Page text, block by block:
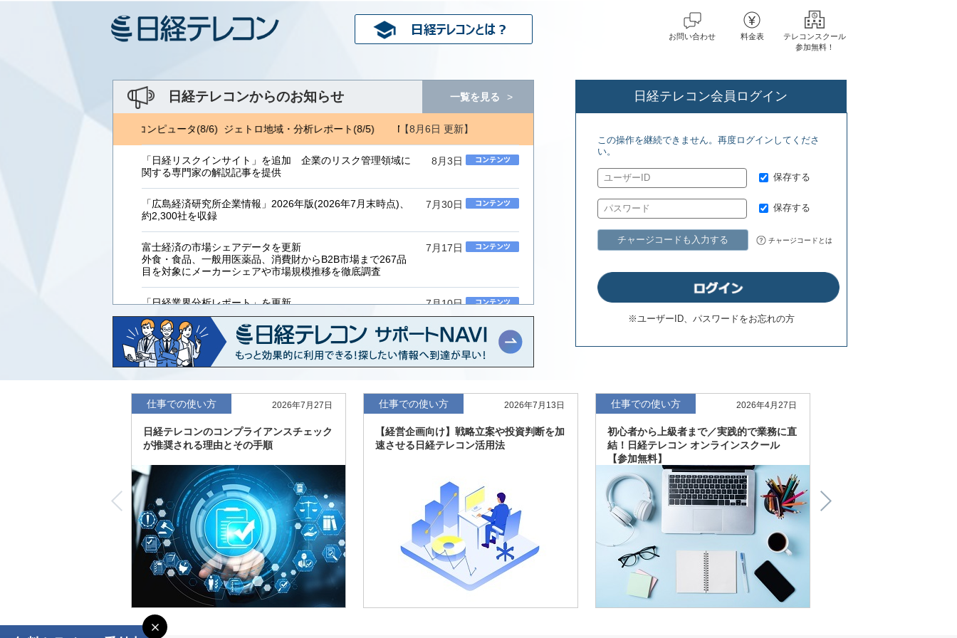
お問い合わせ 料金表
テレコンスクール
参加無料！
日経テレコンからのお知らせ 一覧を見る
【8月6日 更新】
金融ITフォーカス(8/5) 日経コンピュータ(8/6) ジェトロ地域・分析レポート(8/5) NRI 金融ITフォーカス(8/5) 日経コンピュータ(8/6) ジェトロ地域・分析レポート(8/5)
8月3日
「日経リスクインサイト」を追加 企業のリスク管理領域に
関する専門家の解説記事を提供
7月30日
「広島経済研究所企業情報」2026年版(2026年7月末時点)、
約2,300社を収録
7月17日
富士経済の市場シェアデータを更新
外食・食品、一般用医薬品、消費財からB2B市場まで267品
目を対象にメーカーシェアや市場規模推移を徹底調査
7月10日
「日経業界分析レポート」を更新
「工業用プラスチック製品」「システムインテグレーター」
など20業界の内容を刷新
7月8日
「東洋経済海外進出企業情報」の2026年版、約3万6千社を
収録
7月8日
「東洋経済外資系企業情報」の2026年版、約3,100社を収録
7月7日
「日経POS情報マーケットレポート」の最新版、10～3月実
績の市場動向を速報
「東洋経済会社四季報」2026年夏号に更新、新たに2027年
度の予想を実施
日経テレコン会員ログイン
この操作を継続できません。再度ログインしてくださ
い。
保存する
保存する
チャージコードも入力する チャージコードとは
※ユーザーID、パスワードをお忘れの方
仕事での使い方 2026年7月27日
日経テレコンのコンプライアンスチェック
が推奨される理由とその手順
仕事での使い方 2026年7月13日
【経営企画向け】戦略立案や投資判断を加
速させる日経テレコン活用法
仕事での使い方 2026年4月27日
初心者から上級者まで／実践的で業務に直
結！日経テレコン オンラインスクール
【参加無料】